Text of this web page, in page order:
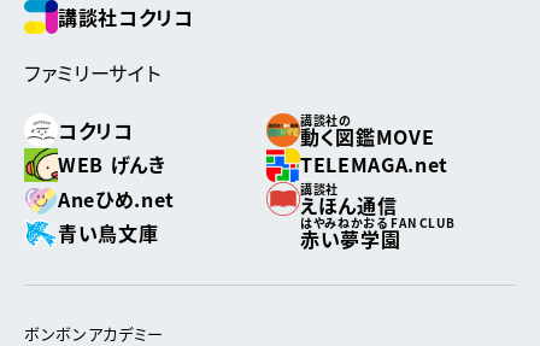
講談社コクリコ
ファミリーサイト
コクリコ
講談社の
動く図鑑MOVE
WEB げんき
TELEMAGA.net
Aneひめ.net
講談社
えほん通信
青い鳥文庫
はやみねかおる FAN CLUB
赤い夢学園
ボンボンアカデミー